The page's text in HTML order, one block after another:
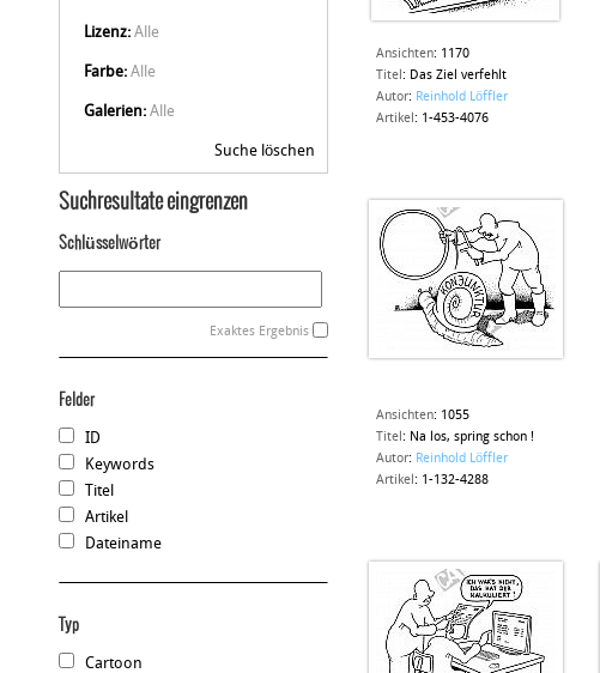
Lizenz: Alle
Farbe: Alle
Galerien: Alle
Suche löschen
Suchresultate eingrenzen
Schlüsselwörter
Exaktes Ergebnis
Felder
ID
Keywords
Titel
Artikel
Dateiname
Typ
Cartoon
Ansichten: 1170
Titel : Das Ziel verfehlt
Autor: Reinhold Löffler
Artikel : 1-453-4076
Ansichten: 1055
Titel : Na los, spring schon !
Autor: Reinhold Löffler
Artikel : 1-132-4288